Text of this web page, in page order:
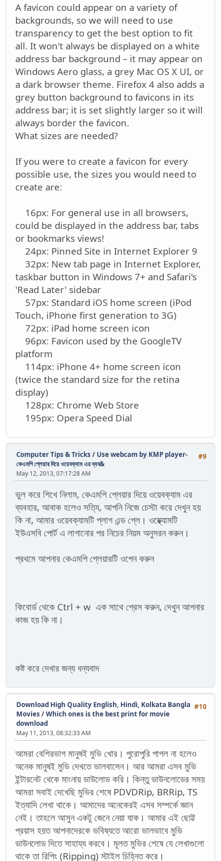
A favicon could appear on a variety of
backgrounds, so we will need to use
transparency to get the best option to fit
all. It won't always be displayed on a white
address bar background – it may appear on
Windows Aero glass, a grey Mac OS X UI, or
a dark browser theme. Firefox 4 also adds a
grey button background to favicons in its
address bar; it is set slightly larger so it will
always border the favicon.
What sizes are needed?
If you were to create a favicon for every
possible use, the sizes you would need to
create are:
16px: For general use in all browsers,
could be displayed in the address bar, tabs
or bookmarks views!
24px: Pinned Site in Internet Explorer 9
32px: New tab page in Internet Explorer,
taskbar button in Windows 7+ and Safari's
'Read Later' sidebar
57px: Standard iOS home screen (iPod
Touch, iPhone first generation to 3G)
72px: iPad home screen icon
96px: Favicon used by the GoogleTV
platform
114px: iPhone 4+ home screen icon
(twice the standard size for the retina
display)
128px: Chrome Web Store
195px: Opera Speed Dial
#9
Computer Tips & Tricks / Use webcam by KMP player-
কেএমপি প্লেয়ার দিয়ে ওয়েবক্যাম এর ব্যব&
May 12, 2013, 07:17:28 AM
ভুল করে শিখে নিলাম, কেএমপি প্লেয়ার দিয়ে ওয়েবক্যাম এর
ব্যবহার, আবাক হলেও সত্যি, আপনি নিজে চেস্টা করে দেখুন হয়
কি না, আমার ওয়েবক্যামটি প্লাগ এন্ড প্লে। ওয়্ক্যোমটি
ইউএসবি পোর্ট এ লাগানোর পর নিচের নিয়ম অনুসরন করুন।
প্রথমে আপনার কেএমপি প্লেয়ারটি ওপেন করুন
কিবোর্ড থেকে Ctrl + w এক সাথে প্রেস করুন, দেখুন আপনার
কাজ হয় কি না।
কষ্ট করে দেখার জন্য ধন্যবাদ
#10
Download High Quality English, Hindi, Kolkata Bangla
Movies /Which ones is the best print for movie
download
May 11, 2013, 08:32:33 AM
আমরা বেশিরভাগ মানুষই মুভি খোর। পুরোপুরি পাগল না হলেও
অনেক মানুষই মুভি দেখতে ভালবাসেন। আর আমরা এসব মুভি
ইন্টারনেট থেকে মাংনায় ডাউলোড করি। কিন্তু ডাউনলোডের সময়
আমরা সবাই দেখেছি মুভির শেষে PDVDRip, BRRip, TS
ইত্যাদি লেখা থাকে। আমাদের অনেকেরই এসব সম্পর্কে জ্ঞান
নেই। তাহলে আসুন একটু জেনে নেয়া যাক। আমার এই ছোট্ট
প্রয়াস হয়ত আপনাদেরকে ভবিষ্যতে আরো ভালভাবে মুভি
ডাউনলোড দিতে সাহায্য করবে। মূলত মুভির শেষে যে লেখাগুলো
থাকে তা রিপিং (Ripping) স্টাইল চিহ্নিত করে।